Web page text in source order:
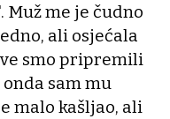
Muž me je čudno
ali osjećala
smo pripremili
sam mu
malo kašljao, ali